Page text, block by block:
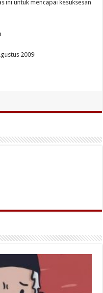
ini untuk mencapai kesuksesan
2009